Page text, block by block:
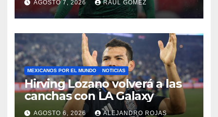
AGOSTO 7, 2026 RAUL GOMEZ
MEXICANOS POR EL MUNDO NOTICIAS
Hirving Lozano volverá a las
canchas con LA Galaxy
AGOSTO 6, 2026 ALEJANDRO ROJAS